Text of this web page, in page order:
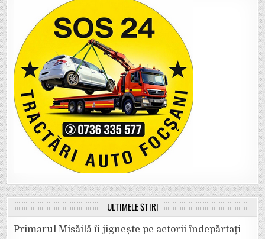
ULTIMELE ȘTIRI
Primarul Misăilă îi jignește pe actorii îndepărtați